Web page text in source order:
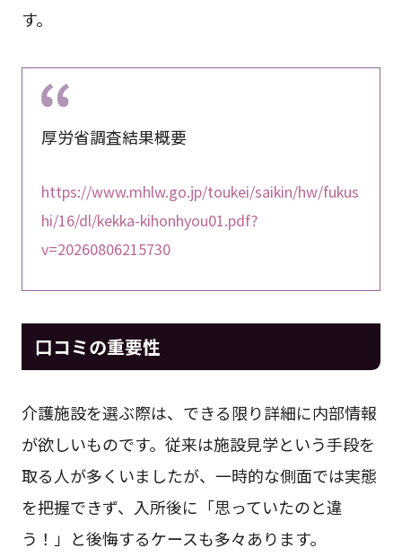
す。
厚労省調査結果概要
https://www.mhlw.go.jp/toukei/saikin/hw/fukus
hi/16/dl/kekka-kihonhyou01.pdf?
v=20260806215730
口コミの重要性
介護施設を選ぶ際は、できる限り詳細に内部情報
が欲しいものです。従来は施設見学という手段を
取る人が多くいましたが、一時的な側面では実態
を把握できず、入所後に「思っていたのと違
う！」と後悔するケースも多々あります。